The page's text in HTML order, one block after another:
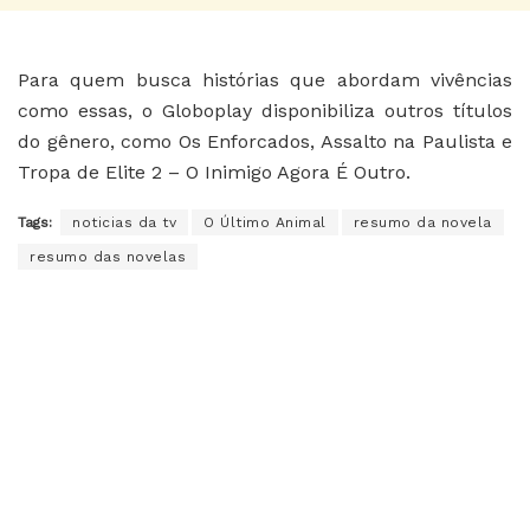
Para quem busca histórias que abordam vivências
como essas, o Globoplay disponibiliza outros títulos
do gênero, como Os Enforcados, Assalto na Paulista e
Tropa de Elite 2 – O Inimigo Agora É Outro.
Tags: noticias da tv O Último Animal resumo da novela
resumo das novelas